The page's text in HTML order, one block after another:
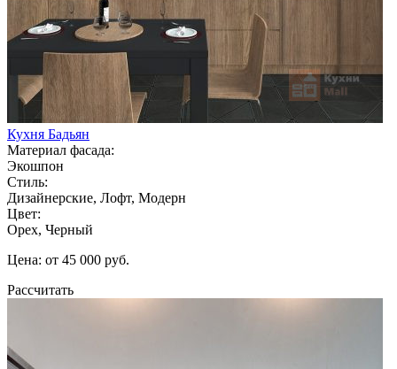
Кухня Бадьян
Материал фасада:
Экошпон
Стиль:
Дизайнерские, Лофт, Модерн
Цвет:
Орех, Черный
Цена: от 45 000 руб.
Рассчитать